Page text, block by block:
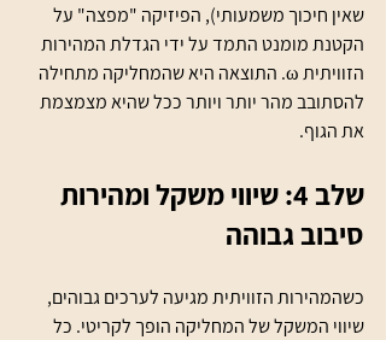
שאין חיכוך משמעותי), הפיזיקה "מפצה" על
הקטנת מומנט התמד על ידי הגדלת המהירות
הזוויתית ω. התוצאה היא שהמחליקה מתחילה
להסתובב מהר יותר ויותר ככל שהיא מצמצמת
את הגוף.
שלב 4: שיווי משקל ומהירות
סיבוב גבוהה
כשהמהירות הזוויתית מגיעה לערכים גבוהים,
שיווי המשקל של המחליקה הופך לקריטי. כל